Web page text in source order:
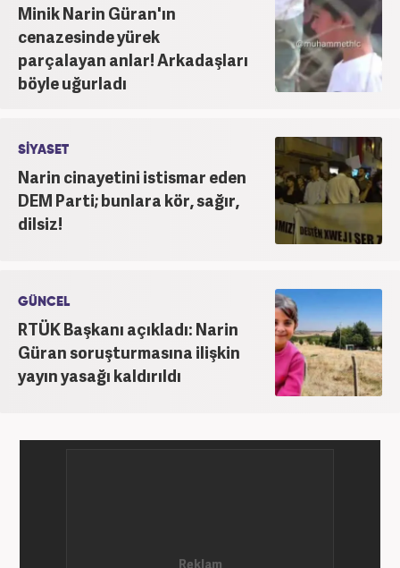
Minik Narin Güran'ın
cenazesinde yürek
parçalayan anlar! Arkadaşları
böyle uğurladı
SİYASET
Narin cinayetini istismar eden
DEM Parti; bunlara kör, sağır,
dilsiz!
GÜNCEL
RTÜK Başkanı açıkladı: Narin
Güran soruşturmasına ilişkin
yayın yasağı kaldırıldı